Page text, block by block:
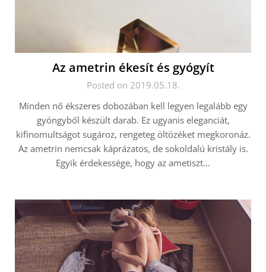
Az ametrin ékesít és gyógyít
Posted on 2019.05.18.
Minden nő ékszeres dobozában kell legyen legalább egy
gyöngyből készült darab. Ez ugyanis eleganciát,
kifinomultságot sugároz, rengeteg öltözéket megkoronáz.
Az ametrin nemcsak káprázatos, de sokoldalú kristály is.
Egyik érdekessége, hogy az ametiszt…